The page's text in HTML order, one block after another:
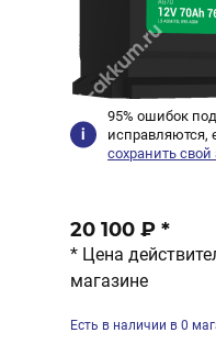
95% ошибок
исправляются,
сохранить
20 100 ₽ *
* Цена
магазине
Есть в наличии в 0